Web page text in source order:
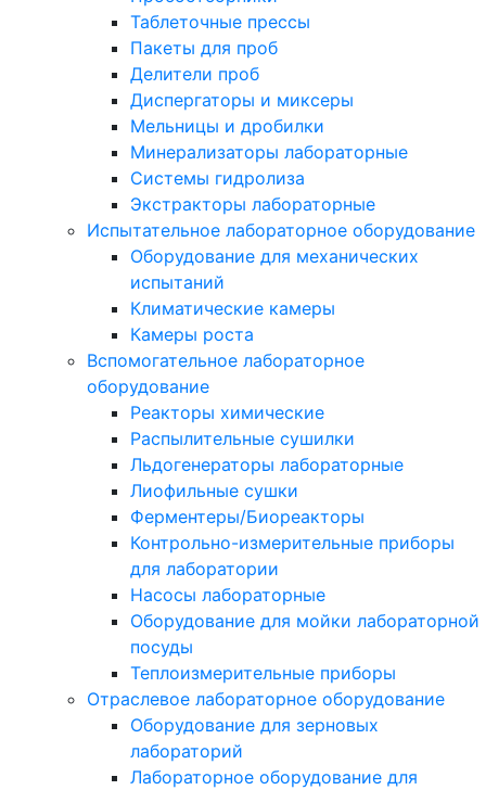
Таблеточные прессы
Пакеты для проб
Делители проб
Диспергаторы и миксеры
Мельницы и дробилки
Минерализаторы лабораторные
Системы гидролиза
Экстракторы лабораторные
Испытательное лабораторное оборудование
Оборудование для механических
испытаний
Климатические камеры
Камеры роста
Вспомогательное лабораторное
оборудование
Реакторы химические
Распылительные сушилки
Льдогенераторы лабораторные
Лиофильные сушки
Ферментеры/Биореакторы
Контрольно-измерительные приборы
для лаборатории
Насосы лабораторные
Оборудование для мойки лабораторной
посуды
Теплоизмерительные приборы
Отраслевое лабораторное оборудование
Оборудование для зерновых
лабораторий
Лабораторное оборудование для